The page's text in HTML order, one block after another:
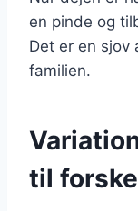
en pinde og
Det er en sjov
familien.
til